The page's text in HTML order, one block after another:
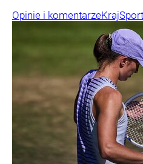
Opinie i komentarzeKrajSport